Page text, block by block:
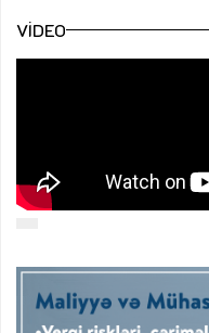
VIDEO